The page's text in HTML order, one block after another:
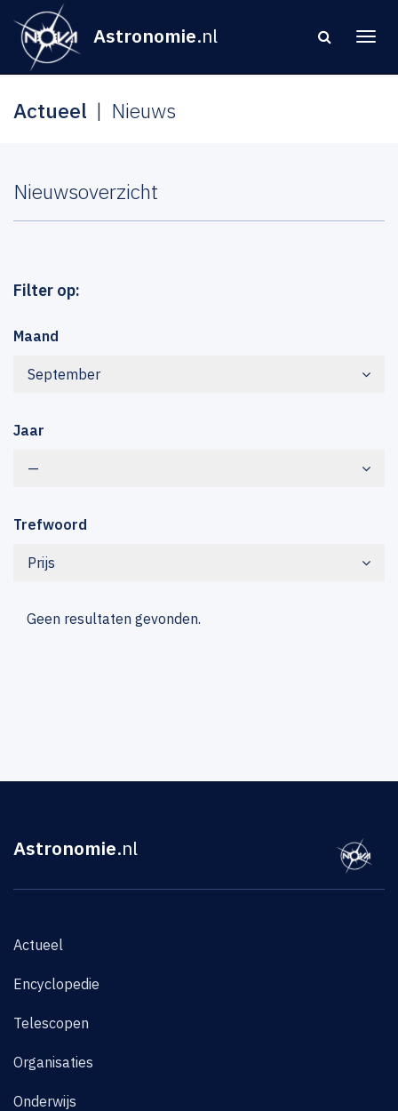
Astronomie.nl
Actueel Nieuws
Nieuwsoverzicht
Filter op:
Maand
September
Jaar
—
Trefwoord
Prijs
Geen resultaten gevonden.
Astronomie.nl
Actueel
Encyclopedie
Telescopen
Organisaties
Onderwijs